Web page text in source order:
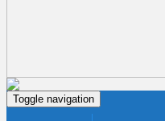
Toggle navigation